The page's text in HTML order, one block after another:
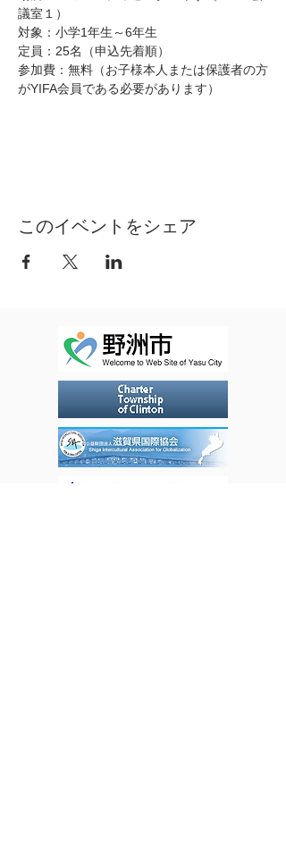
議室１）
対象：小学1年生～6年生
定員：25名（申込先着順）
参加費：無料（お子様本人または保護者の方
がYIFA会員である必要があります）
このイベントをシェア